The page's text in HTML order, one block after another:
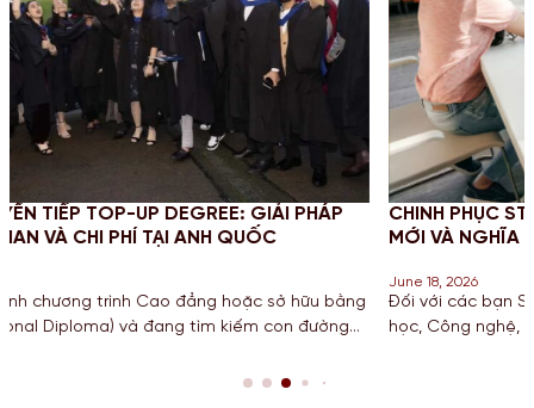
PHÁP
hữu bằng
đường
CHINH PHỤC STEM OPT 2026: CẬP NHẬT QUY
MỚI VÀ NGHĨA VỤ BÁO CÁO CHO SINH VIÊN
Đối với các bạn Sinh viên đang theo đuổi khối
học, Công nghệ, Kỹ thuật và Toán học tại Mỹ,
còn là “bước đệm” quan trọng cho lộ trình Định cư.